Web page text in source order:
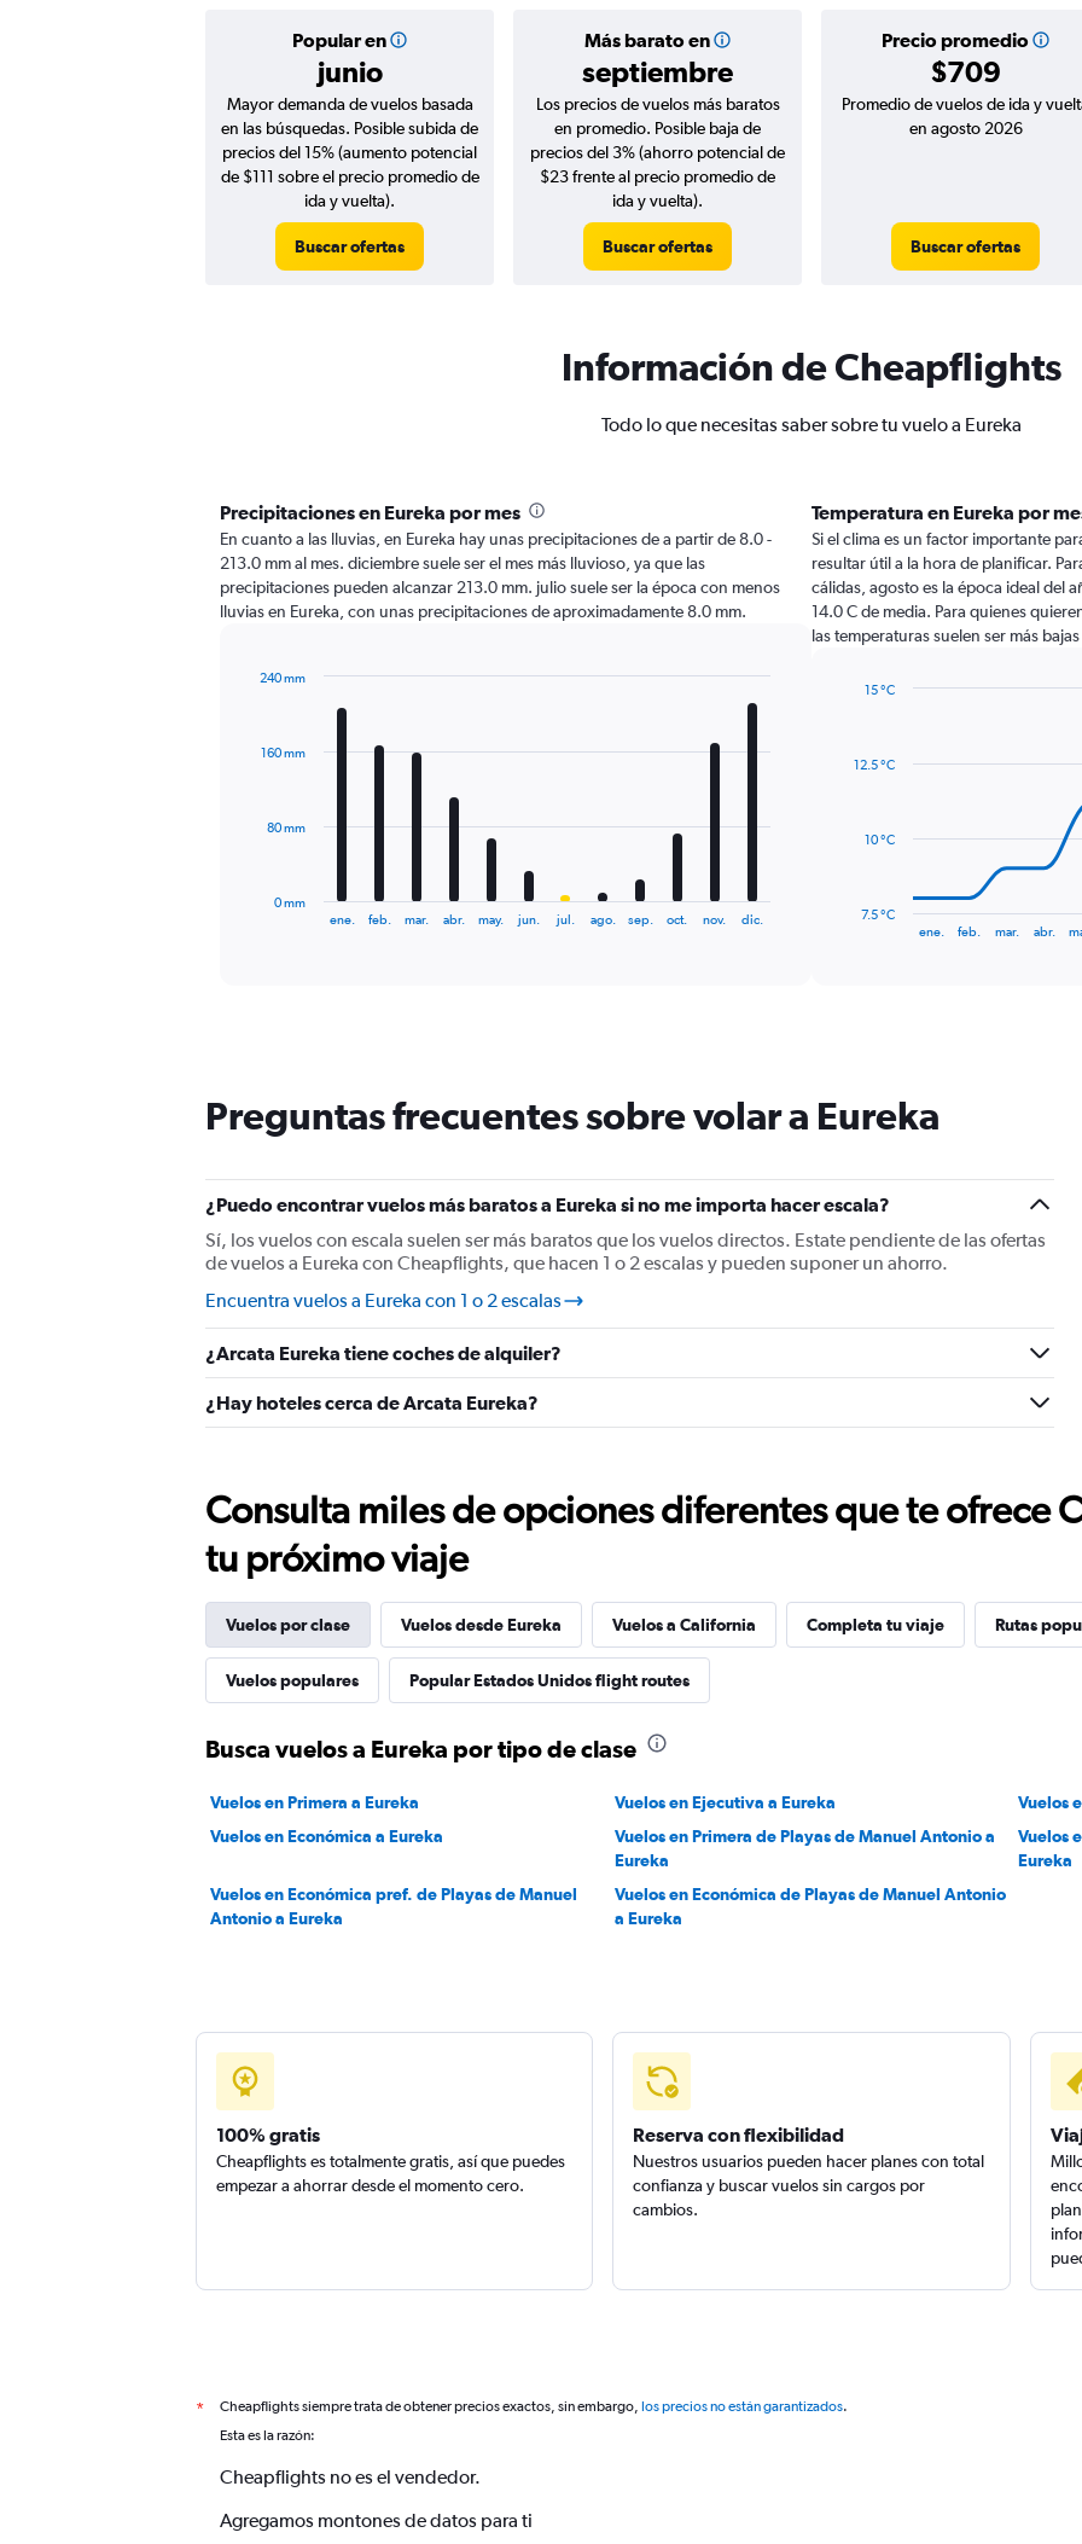
Popular en
junio
Más barato en
septiembre
Precio promedio
$709
Mayor demanda de vuelos basada
en las búsquedas. Posible subida de
precios del 15% (aumento potencial
de $111 sobre el precio promedio de
ida y vuelta).
Buscar ofertas
Los precios de vuelos más baratos
en promedio. Posible baja de
precios del 3% (ahorro potencial de
$23 frente al precio promedio de
ida y vuelta).
Buscar ofertas
Promedio de vuelos de ida y
en agosto 2026
Buscar ofertas
Información de Cheapflights
Todo lo que necesitas saber sobre tu vuelo a Eureka
Precipitaciones en Eureka por mes
En cuanto a las lluvias, en Eureka hay unas precipitaciones de a partir de 8.0 -
213.0 mm al mes. diciembre suele ser el mes más lluvioso, ya que las
precipitaciones pueden alcanzar 213.0 mm. julio suele ser la época con menos
lluvias en Eureka, con unas precipitaciones de aproximadamente 8.0 mm.
12
The
has
axis
displaying
values.
Range:
to
240.
ene. feb. mar. abr. may. jun. jul. ago. sep. oct. nov. dic.
0 mm
80 mm
160 mm
240 mm
Temperatura en Eureka por
Si el clima es un factor importante
resultar útil a la hora de planificar.
cálidas, agosto es la época ideal del
14.0 C de media. Para quienes
las temperaturas suelen ser más
14
The
chart
1
Y
displaying
values.
ene. feb. mar. abr.
7.5 °C
10 °C
12.5 °C
15 °C
Preguntas frecuentes sobre volar a Eureka
¿Puedo encontrar vuelos más baratos a Eureka si no me importa hacer escala?
Sí, los vuelos con escala suelen ser más baratos que los vuelos directos. Estate pendiente de las ofertas
de vuelos a Eureka con Cheapflights, que hacen 1 o 2 escalas y pueden suponer un ahorro.
Encuentra vuelos a Eureka con 1 o 2 escalas
¿Arcata Eureka tiene coches de alquiler?
¿Hay hoteles cerca de Arcata Eureka?
Consulta miles de opciones diferentes que te ofrece
tu próximo viaje
Vuelos por clase Vuelos desde Eureka Vuelos a California Completa tu viaje Rutas
Vuelos populares Popular Estados Unidos flight routes
Busca vuelos a Eureka por tipo de clase
Vuelos en Primera a Eureka Vuelos en Ejecutiva a Eureka
Vuelos
Vuelos en Económica a Eureka
Vuelos en Primera de Playas de Manuel Antonio a
Eureka
Vuelos
Eureka
Vuelos en Económica pref. de Playas de Manuel
Antonio a Eureka
Vuelos en Económica de Playas de Manuel Antonio
a Eureka
100% gratis
Cheapflights es totalmente gratis, así que puedes
empezar a ahorrar desde el momento cero.
Reserva con flexibilidad
Nuestros usuarios pueden hacer planes con total
confianza y buscar vuelos sin cargos por
cambios.
* Cheapflights siempre trata de obtener precios exactos, sin embargo, los precios no están garantizados.
Esta es la razón:
Cheapflights no es el vendedor.
Agregamos montones de datos para ti